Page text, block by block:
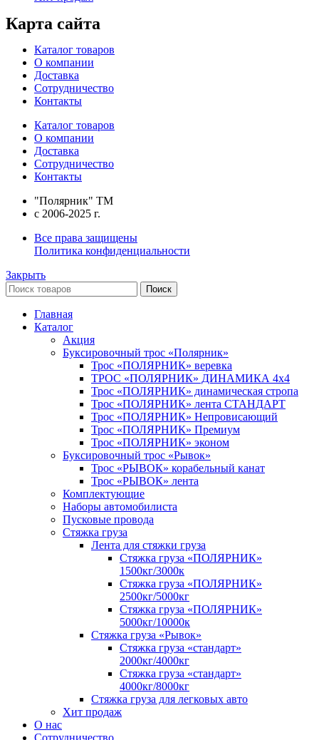
Карта сайта
Каталог товаров
О компании
Доставка
Сотрудничество
Контакты
Каталог товаров
О компании
Доставка
Сотрудничество
Контакты
"Полярник" TM
c 2006-2025 г.
Все права защищены
Политика конфиденциальности
Закрыть
Поиск
Главная
Каталог
Акция
Буксировочный трос «Полярник»
Трос «ПОЛЯРНИК» веревка
ТРОС «ПОЛЯРНИК» ДИНАМИКА 4х4
Трос «ПОЛЯРНИК» динамическая стропа
Трос «ПОЛЯРНИК» лента СТАНДАРТ
Трос «ПОЛЯРНИК» Непровисающий
Трос «ПОЛЯРНИК» Премиум
Трос «ПОЛЯРНИК» эконом
Буксировочный трос «Рывок»
Трос «РЫВОК» корабельный канат
Трос «РЫВОК» лента
Комплектующие
Наборы автомобилиста
Пусковые провода
Стяжка груза
Лента для стяжки груза
Стяжка груза «ПОЛЯРНИК»
1500кг/3000к
Стяжка груза «ПОЛЯРНИК»
2500кг/5000кг
Стяжка груза «ПОЛЯРНИК»
5000кг/10000к
Стяжка груза «Рывок»
Стяжка груза «стандарт»
2000кг/4000кг
Стяжка груза «стандарт»
4000кг/8000кг
Стяжка груза для легковых авто
Хит продаж
О нас
Сотрудничество